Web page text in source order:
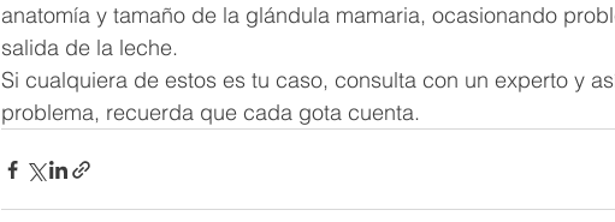
anatomía y tamaño de la glándula mamaria, ocasionando
salida de la leche.
Si cualquiera de estos es tu caso, consulta con un experto y
problema, recuerda que cada gota cuenta.